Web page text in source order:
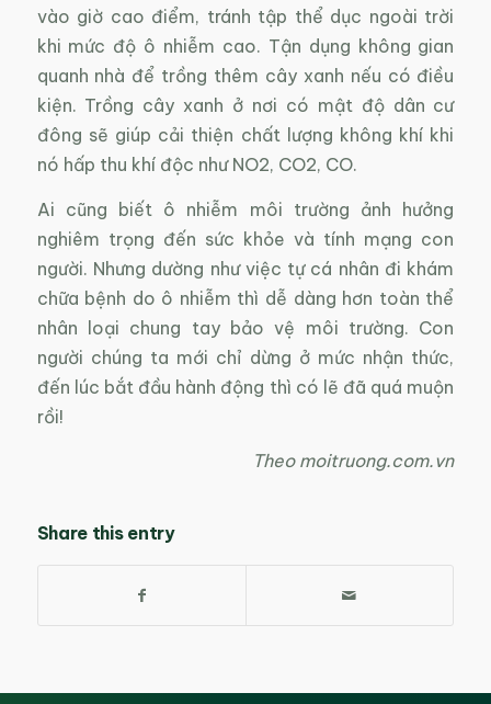
vào giờ cao điểm, tránh tập thể dục ngoài trời
khi mức độ ô nhiễm cao. Tận dụng không gian
quanh nhà để trồng thêm cây xanh nếu có điều
kiện. Trồng cây xanh ở nơi có mật độ dân cư
đông sẽ giúp cải thiện chất lượng không khí khi
nó hấp thu khí độc như NO2, CO2, CO.
Ai cũng biết ô nhiễm môi trường ảnh hưởng
nghiêm trọng đến sức khỏe và tính mạng con
người. Nhưng dường như việc tự cá nhân đi khám
chữa bệnh do ô nhiễm thì dễ dàng hơn toàn thể
nhân loại chung tay bảo vệ môi trường. Con
người chúng ta mới chỉ dừng ở mức nhận thức,
đến lúc bắt đầu hành động thì có lẽ đã quá muộn
rồi!
Theo moitruong.com.vn
Share this entry